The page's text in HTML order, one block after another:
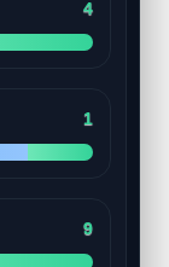
4
1
9